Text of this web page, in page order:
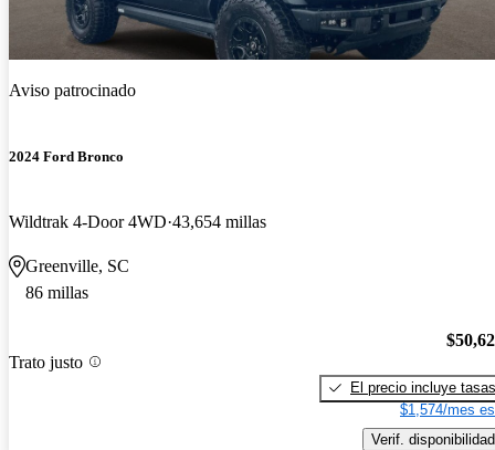
Aviso patrocinado
2024 Ford Bronco
Wildtrak 4-Door 4WD 43,654 millas
Greenville, SC
86 millas
Trato justo
El precio incluye tasas
$1,574/mes
Verif. disponibilidad